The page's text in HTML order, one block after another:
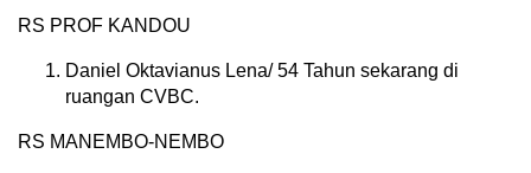
RS PROF KANDOU
Daniel Oktavianus Lena/ 54 Tahun sekarang di
ruangan CVBC.
RS MANEMBO-NEMBO